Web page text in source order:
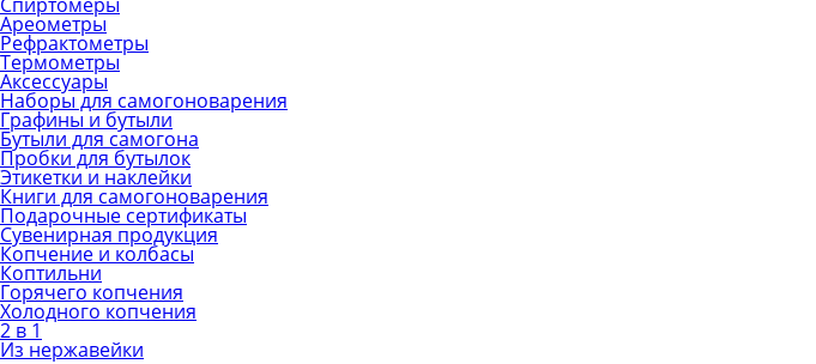
Ареометры
Рефрактометры
Термометры
Аксессуары
Наборы для самогоноварения
Графины и бутыли
Бутыли для самогона
Пробки для бутылок
Этикетки и наклейки
Книги для самогоноварения
Подарочные сертификаты
Сувенирная продукция
Копчение и колбасы
Коптильни
Горячего копчения
Холодного копчения
2 в 1
Из нержавейки